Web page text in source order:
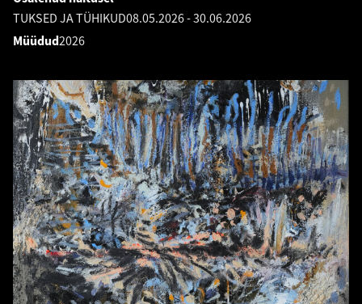
TUKSED JA TÜHIKUD08.05.2026-30.06.2026
Müüdud2026